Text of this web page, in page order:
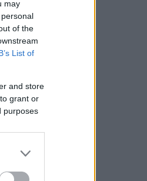
may
of the
List of
and store
grant or
purposes